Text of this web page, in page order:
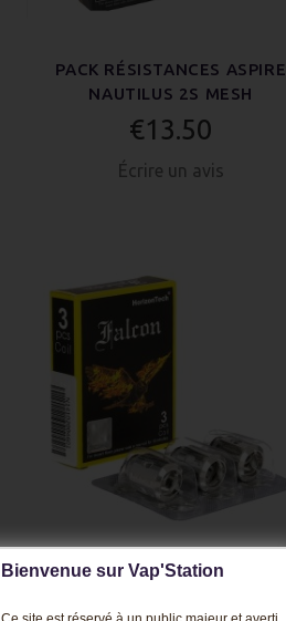
Bienvenue sur Vap'Station
PACK RÉSISTANCES ASPIRE
NAUTILUS 2S MESH
€13.50
Écrire un avis
PACK RÉSISTANCES FALCON